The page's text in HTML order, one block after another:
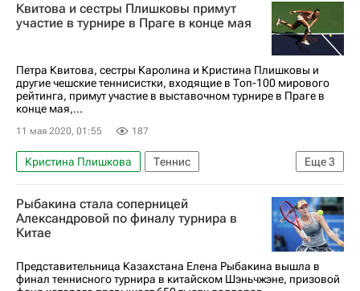
Тереза Мартинцова
Квитова и сестры Плишковы примут
участие в турнире в Праге в конце мая
Петра Квитова, сестры Каролина и Кристина Плишковы и
другие чешские теннисистки, входящие в Топ-100 мирового
рейтинга, примут участие в выставочном турнире в Праге в
конце мая,...
11 мая 2020, 01:55 187
Еще3
Кристина Плишкова
Теннис
Петра Квитова
Каролина Плишкова
Спорт в условиях пандемии коронавируса
Рыбакина стала соперницей
Александровой по финалу турнира в
Китае
Представительница Казахстана Елена Рыбакина вышла в
финал теннисного турнира в китайском Шэньчжэне, призовой